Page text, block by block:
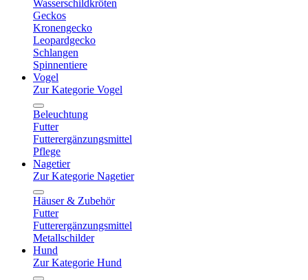
Wasserschildkröten
Geckos
Kronengecko
Leopardgecko
Schlangen
Spinnentiere
Vogel
Zur Kategorie Vogel
Beleuchtung
Futter
Futterergänzungsmittel
Pflege
Nagetier
Zur Kategorie Nagetier
Häuser & Zubehör
Futter
Futterergänzungsmittel
Metallschilder
Hund
Zur Kategorie Hund